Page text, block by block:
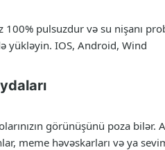
pulsuzdur və su nişanı
yükləyin. IOS, Android, Wind
görünüşünü poza bilər.
meme həvəskarları və ya